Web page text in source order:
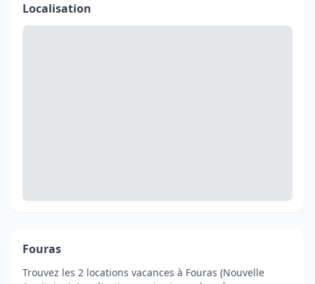
Localisation
Fouras
Trouvez les 2 locations vacances à Fouras (Nouvelle